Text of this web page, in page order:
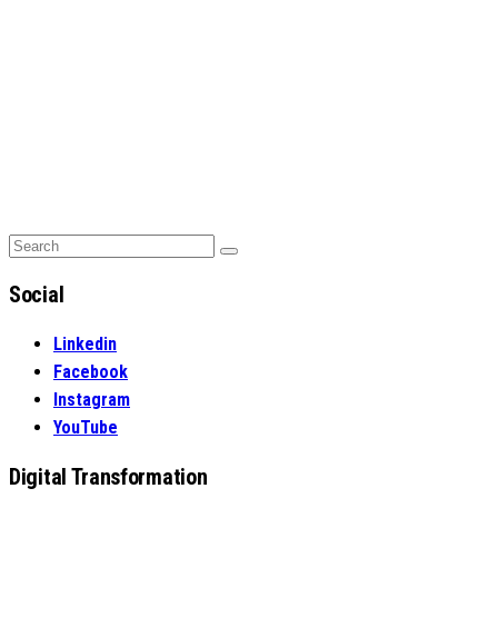
Search
Search
Social
Linkedin
Facebook
Instagram
YouTube
Digital Transformation